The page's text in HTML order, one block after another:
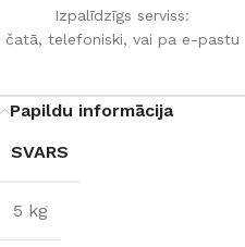
Izpalīdzīgs serviss:
čatā, telefoniski, vai pa e-pastu
Papildu informācija
SVARS
5 kg